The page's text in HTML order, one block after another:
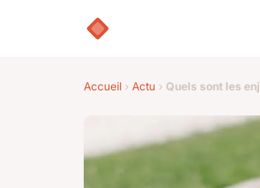
Accueil › Actu › Quels sont les